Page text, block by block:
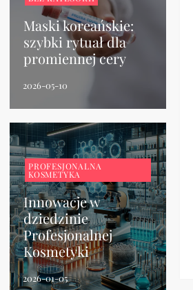
Maski koreańskie:
szybki rytuał dla
promiennej cery
PROFESJONALNA
KOSMETYKA
Innowacje w
dziedzinie
Profesjonalnej
Kosmetyki